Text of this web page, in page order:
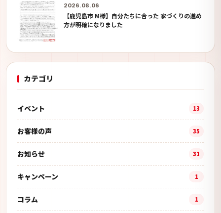
2026.08.06
【鹿児島市 M様】自分たちに合った 家づくりの進め
方が明確になりました
カテゴリ
イベント 13
お客様の声 35
お知らせ 31
キャンペーン 1
コラム 1